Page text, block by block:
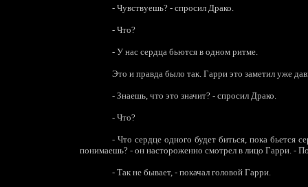
- Чувствуешь? - спросил Драко.
- Что?
- У нас сердца бьются в одном ритме.
Это и правда было так. Гарри это заметил уже
- Знаешь, что это значит? - спросил Драко.
- Что?
- Что сердце одного будет биться, пока бьется
понимаешь? - он настороженно смотрел в лицо Гарри. -
- Так не бывает, - покачал головой Гарри.